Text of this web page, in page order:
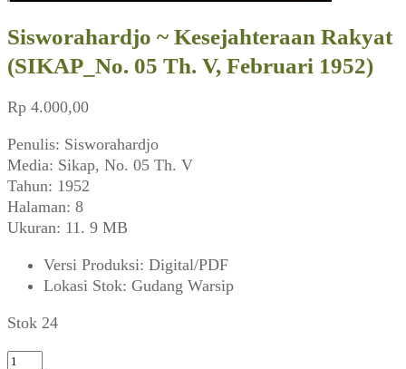
Sisworahardjo ~ Kesejahteraan Rakyat
(SIKAP_No. 05 Th. V, Februari 1952)
Rp 4.000,00
Penulis: Sisworahardjo
Media: Sikap, No. 05 Th. V
Tahun: 1952
Halaman: 8
Ukuran: 11. 9 MB
Versi Produksi: Digital/PDF
Lokasi Stok: Gudang Warsip
Stok 24
Kuantitas